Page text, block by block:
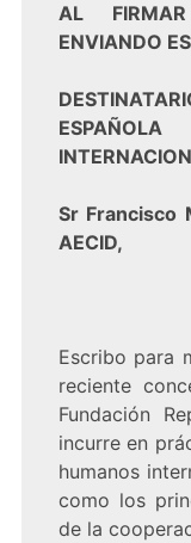
AL
ENVIANDO
Sr Francisco
AECID,
Escribo para
reciente
Fundación
incurre en
humanos
como los
de la